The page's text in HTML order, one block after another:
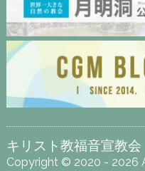
キリスト教福音宣教
Copyright © 2020 - 2026